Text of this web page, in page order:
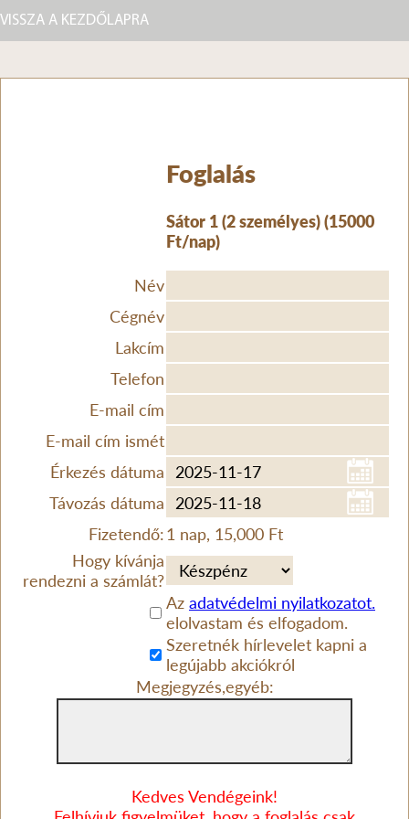
VISSZA A KEZDŐLAPRA
Foglalás
Sátor 1 (2 személyes) (15000
Ft/nap)
Név
Cégnév
Lakcím
Telefon
E-mail cím
E-mail cím ismét
Érkezés dátuma
Távozás dátuma
Fizetendő:1 nap, 15,000 Ft
Hogy kívánja
rendezni a számlát?
Az adatvédelmi nyilatkozatot.
elolvastam és elfogadom.
Szeretnék hírlevelet kapni a
legújabb akciókról
Megjegyzés,egyéb:
Kedves Vendégeink!